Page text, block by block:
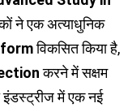
ने एक अत्याधुनिक
विकसित किया है,
करने में सक्षम
में एक नई